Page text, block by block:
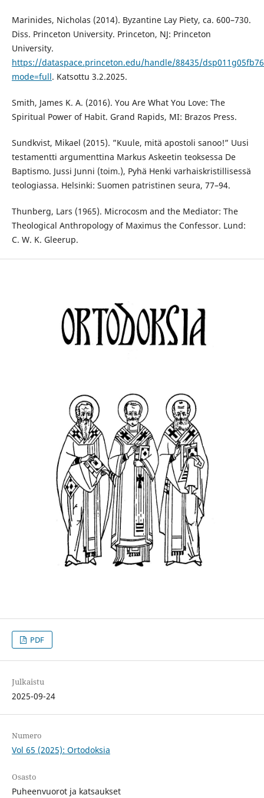
Marinides, Nicholas (2014). Byzantine Lay Piety, ca. 600–730.
Diss. Princeton University. Princeton, NJ: Princeton
University.
https://dataspace.princeton.edu/handle/88435/
mode=full. Katsottu 3.2.2025.
Smith, James K. A. (2016). You Are What You Love: The
Spiritual Power of Habit. Grand Rapids, MI: Brazos Press.
Sundkvist, Mikael (2015). ”Kuule, mitä apostoli sanoo!” Uusi
testamentti argumenttina Markus Askeetin teoksessa De
Baptismo. Jussi Junni (toim.), Pyhä Henki varhaiskristillisessä
teologiassa. Helsinki: Suomen patristinen seura, 77–94.
Thunberg, Lars (1965). Microcosm and the Mediator: The
Theological Anthropology of Maximus the Confessor. Lund:
C. W. K. Gleerup.
PDF
Julkaistu
2025-09-24
Numero
Vol 65 (2025): Ortodoksia
Osasto
Puheenvuorot ja katsaukset